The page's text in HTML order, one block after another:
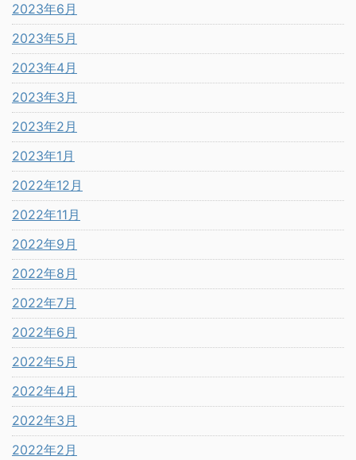
2023年6月
2023年5月
2023年4月
2023年3月
2023年2月
2023年1月
2022年12月
2022年11月
2022年9月
2022年8月
2022年7月
2022年6月
2022年5月
2022年4月
2022年3月
2022年2月